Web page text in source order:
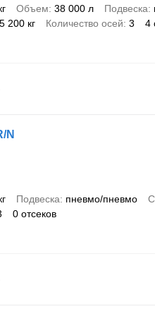
Объем 38 000 л Подвеска
5 200 кг Количество осей 3 4
N
Подвеска пневмо/пневмо
0 отсеков